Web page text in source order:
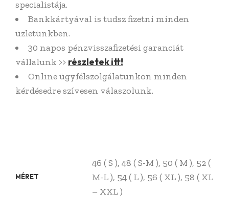
specialistája.
Bankkártyával is tudsz fizetni minden
üzletünkben.
30 napos pénzvisszafizetési garanciát
vállalunk >> részletek itt!
Online ügyfélszolgálatunkon minden
kérdésedre szívesen válaszolunk.
MÉRET
46 ( S ), 48 ( S-M ), 50 ( M ), 52 (
M-L ), 54 ( L ), 56 ( XL ), 58 ( XL
– XXL )